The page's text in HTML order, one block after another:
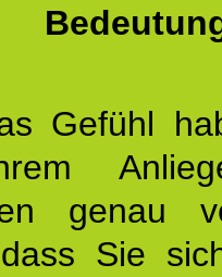
Gefühl
genau
Sie